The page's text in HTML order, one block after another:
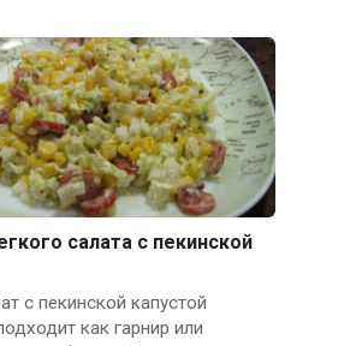
салата с пекинской
с пекинской капустой
как гарнир или